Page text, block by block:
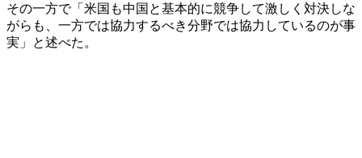
その一方で「米国も中国と基本的に競争して激しく対決しな
がらも、一方では協力するべき分野では協力しているのが事
実」と述べた。